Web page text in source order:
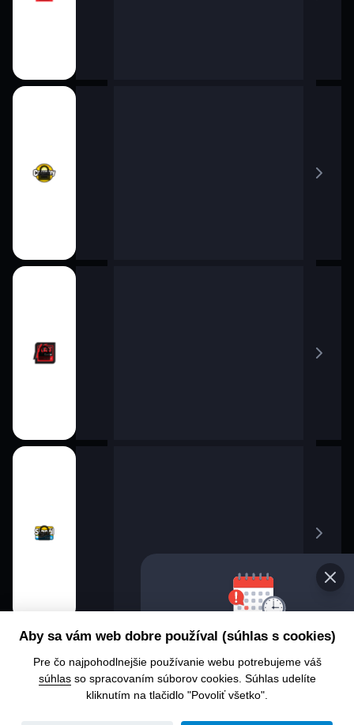
Aby sa vám web dobre používal (súhlas s cookies)
Pre čo najpohodlnejšie používanie webu potrebujeme váš
súhlasso spracovaním súborov cookies. Súhlas udelíte
kliknutím na tlačidlo "Povoliť všetko".